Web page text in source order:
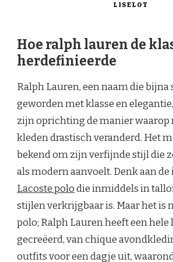
LISELOT
Hoe ralph lauren de
herdefinieerde
Ralph Lauren, een naam die bijna
geworden met klasse en
zijn oprichting de manier waarop
kleden drastisch veranderd. Het
bekend om zijn verfijnde stijl die
als modern aanvoelt. Denk aan
Lacoste polodie inmiddels in
stijlen verkrijgbaar is. Maar het is
polo; Ralph Lauren heeft een hele
gecreëerd, van chique
outfits voor een dagje uit,